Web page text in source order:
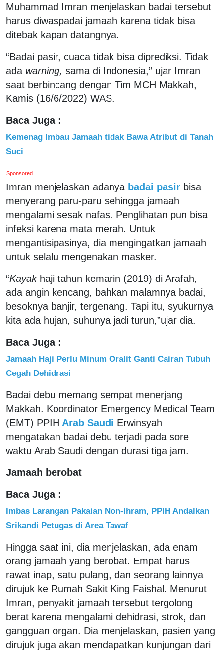
Muhammad Imran menjelaskan badai tersebut
harus diwaspadai jamaah karena tidak bisa
ditebak kapan datangnya.
“Badai pasir, cuaca tidak bisa diprediksi. Tidak
ada warning, sama di Indonesia,” ujar Imran
saat berbincang dengan Tim MCH Makkah,
Kamis (16/6/2022) WAS.
Baca Juga :
Kemenag Imbau Jamaah tidak Bawa Atribut di Tanah
Suci
Sponsored
Imran menjelaskan adanya badai pasir bisa
menyerang paru-paru sehingga jamaah
mengalami sesak nafas. Penglihatan pun bisa
infeksi karena mata merah. Untuk
mengantisipasinya, dia mengingatkan jamaah
untuk selalu mengenakan masker.
“Kayakhaji tahun kemarin (2019) di Arafah,
ada angin kencang, bahkan malamnya badai,
besoknya banjir, tergenang. Tapi itu, syukurnya
kita ada hujan, suhunya jadi turun,”ujar dia.
Baca Juga :
Jamaah Haji Perlu Minum Oralit Ganti Cairan Tubuh
Cegah Dehidrasi
Badai debu memang sempat menerjang
Makkah. Koordinator Emergency Medical Team
(EMT) PPIH Arab Saudi Erwinsyah
mengatakan badai debu terjadi pada sore
waktu Arab Saudi dengan durasi tiga jam.
Jamaah berobat
Baca Juga :
Imbas Larangan Pakaian Non-Ihram, PPIH Andalkan
Srikandi Petugas di Area Tawaf
Hingga saat ini, dia menjelaskan, ada enam
orang jamaah yang berobat. Empat harus
rawat inap, satu pulang, dan seorang lainnya
dirujuk ke Rumah Sakit King Faishal. Menurut
Imran, penyakit jamaah tersebut tergolong
berat karena mengalami dehidrasi, strok, dan
gangguan organ. Dia menjelaskan, pasien yang
dirujuk juga akan mendapatkan kunjungan dari